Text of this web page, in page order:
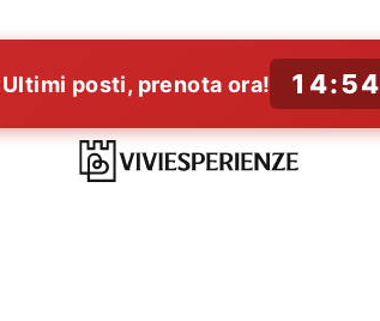
Ultimi posti, prenota ora! 14:52